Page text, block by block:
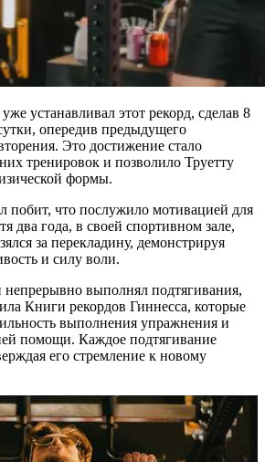
устанавливал этот рекорд, сделав 8
опередив предыдущего
Это достижение стало
тренировок и позволило Труетту
формы.
побит, что послужило мотивацией для
два года, в своей спортивном зале,
за перекладину, демонстрируя
и силу воли.
непрерывно выполнял подтягивания,
Книги рекордов Гиннесса, которые
выполнения упражнения и
помощи. Каждое подтягивание
его стремление к новому